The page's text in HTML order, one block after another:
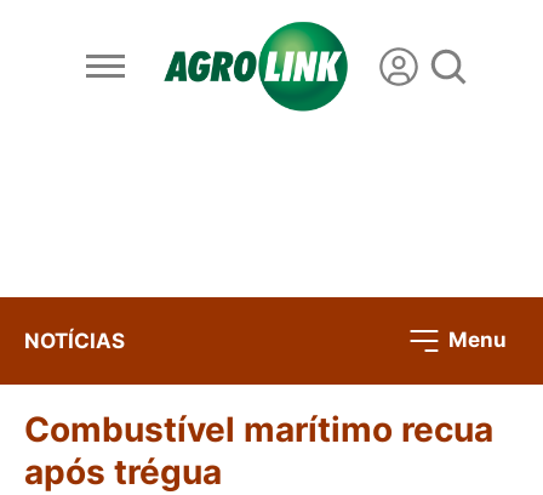
NOTÍCIAS Menu
Combustível marítimo recua
após trégua